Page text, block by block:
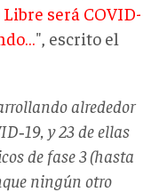
Libre será COVID-
", escrito el
alrededor
y 23 de ellas
de fase 3 (hasta
ningún otro